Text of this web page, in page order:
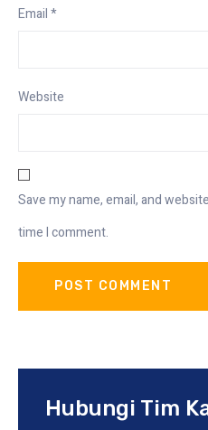
Email*
Website
Save my name, email, and
time I comment.
Hubungi Tim